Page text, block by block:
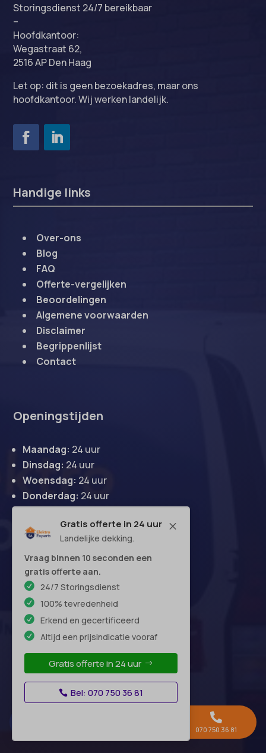
M
Gratis offerte in 24 uur
Landelijke dekking.
Vraag binnen 10 seconden een
gratis offerte aan.
24/7 Storingsdienst
100% tevredenheid
Erkend en gecertificeerd
Altijd een prijsindicatie vooraf
Gratis offerte in 24 uur
Bel: 070 750 36 81
Storingsdienst 24/7 bereikbaar
–
Hoofdkantoor:
Wegastraat 62,
2516 AP Den Haag
Let op: dit is geen bezoekadres, maar ons
hoofdkantoor. Wij werken landelijk.
Handige links
Over-ons
Blog
FAQ
Offerte-vergelijken
Beoordelingen
Algemene voorwaarden
Disclaimer
Begrippenlijst
Contact
Openingstijden
Maandag: 24 uur
Dinsdag: 24 uur
Woensdag: 24 uur
Donderdag: 24 uur
Vrijdag:24 uur
Zaterdag:24 uur
Zondag:24 uur
Hoofdkantoor

070 750 36 81